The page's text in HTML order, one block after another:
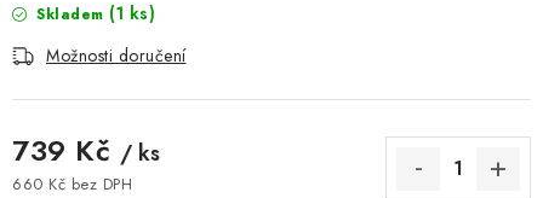
Kontakt Možnosti dopravy
Skladem (1 ks)
Možnosti doručení
739 Kč / ks
660 Kč bez DPH